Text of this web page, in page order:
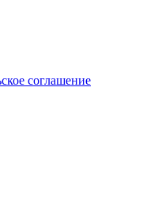
соглашение